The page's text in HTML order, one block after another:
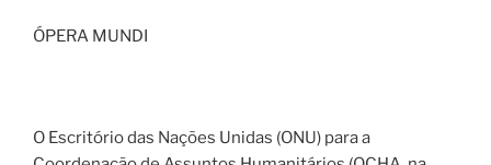
ÓPERA MUNDI
O Escritório das Nações Unidas (ONU) para a